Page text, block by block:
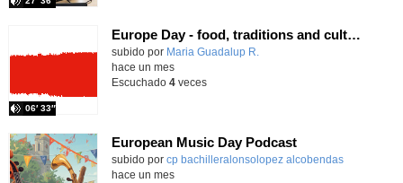
Europe Day - food, traditions and cultures
Contenido educativo.
subido por Maria Guadalup R.
06′ 33″
hace un mes
Escuchado 4veces
European Music Day Podcast
Contenido educativo.
subido por cp bachilleralonsolopez alcobendas-
hace un mes